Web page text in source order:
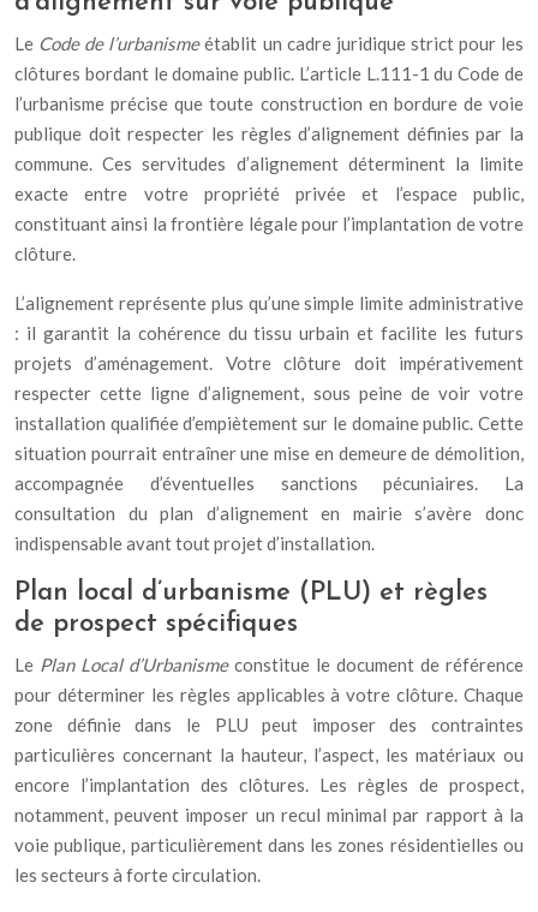
Le Code de l’urbanismeétablit un cadre juridique strict pour les
clôtures bordant le domaine public. L’article L.111-1 du Code de
l’urbanisme précise que toute construction en bordure de voie
publique doit respecter les règles d’alignement définies par la
commune. Ces servitudes d’alignement déterminent la limite
exacte entre votre propriété privée et l’espace public,
constituant ainsi la frontière légale pour l’implantation de votre
clôture.
L’alignement représente plus qu’une simple limite administrative
: il garantit la cohérence du tissu urbain et facilite les futurs
projets d’aménagement. Votre clôture doit impérativement
respecter cette ligne d’alignement, sous peine de voir votre
installation qualifiée d’empiètement sur le domaine public. Cette
situation pourrait entraîner une mise en demeure de démolition,
accompagnée d’éventuelles sanctions pécuniaires. La
consultation du plan d’alignement en mairie s’avère donc
indispensable avant tout projet d’installation.
Plan local d’urbanisme (PLU) et règles
de prospect spécifiques
Le Plan Local d’Urbanisme constitue le document de référence
pour déterminer les règles applicables à votre clôture. Chaque
zone définie dans le PLU peut imposer des contraintes
particulières concernant la hauteur, l’aspect, les matériaux ou
encore l’implantation des clôtures. Les règles de prospect,
notamment, peuvent imposer un recul minimal par rapport à la
voie publique, particulièrement dans les zones résidentielles ou
les secteurs à forte circulation.